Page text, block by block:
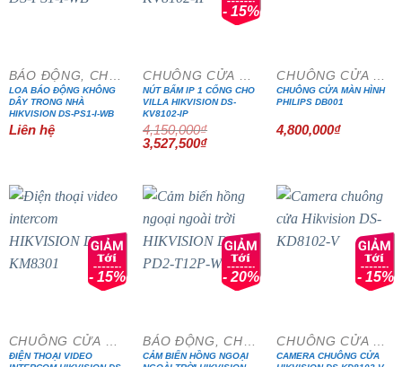
LOA BÁO ĐỘNG KHÔNG
DÂY TRONG NHÀ
HIKVISION DS-PS1-I-WB
Liên hệ
- 15%
NÚT BẤM IP 1 CỔNG CHO
VILLA HIKVISION DS-
KV8102-IP
4,150,000₫
Giá
gốc
3,527,500₫Giá
3,527,500₫.
CHUÔNG CỬA MÀN HÌNH
PHILIPS DB001
4,800,000₫
- 15%
ĐIỆN THOẠI VIDEO
- 20%
CẢM BIẾN HỒNG NGOẠI
- 15%
CAMERA CHUÔNG CỬA